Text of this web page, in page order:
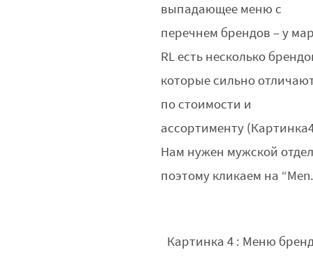
выпадающее меню с
перечнем брендов – у
RL есть несколько
которые сильно
по стоимости и
ассортименту
Нам нужен мужской
поэтому кликаем на
Картинка 4 : Меню